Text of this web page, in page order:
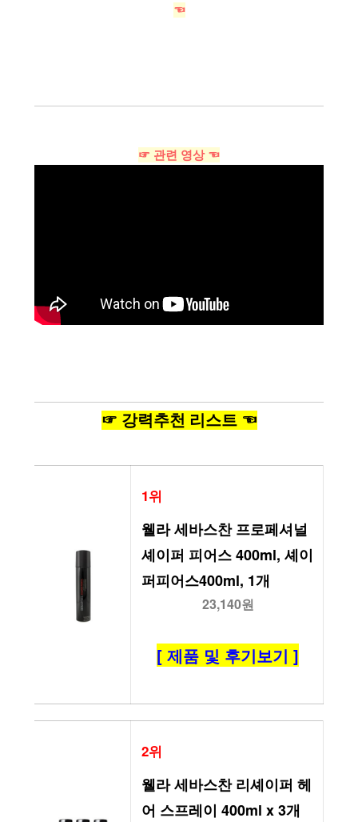
☜
☞ 관련 영상 ☜
☞ 강력추천 리스트 ☜
1위
웰라 세바스찬 프로페셔널
셰이퍼 피어스 400ml, 셰이
퍼피어스400ml, 1개
23,140원
[ 제품 및 후기보기 ]
2위
웰라 세바스찬 리셰이퍼 헤
어 스프레이 400ml x 3개